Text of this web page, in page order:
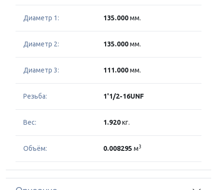
Диаметр 1: 135.000мм.
Диаметр 2: 135.000мм.
Диаметр 3: 111.000мм.
Резьба: 1'1/2-16UNF
Вес: 1.920кг.
Объём: 0.008295 м3